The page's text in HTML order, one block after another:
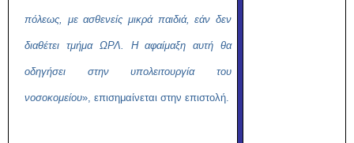
πόλεως, με ασθενείς μικρά παιδιά, εάν δεν
διαθέτει τμήμα ΩΡΛ. Η αφαίμαξη αυτή θα
οδηγήσει στην υπολειτουργία του
νοσοκομείου», επισημαίνεται στην επιστολή.